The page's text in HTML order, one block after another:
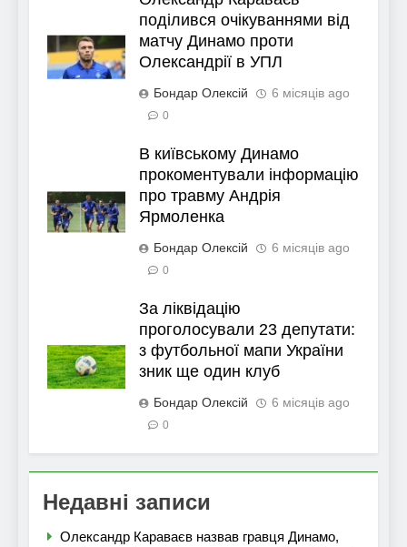
поділився очікуваннями від
матчу Динамо проти
Олександрії в УПЛ
Бондар Олексій 6 місяців ago
0
В київському Динамо
прокоментували інформацію
про травму Андрія
Ярмоленка
Бондар Олексій 6 місяців ago
0
За ліквідацію
проголосували 23 депутати:
з футбольної мапи України
зник ще один клуб
Бондар Олексій 6 місяців ago
0
Недавні записи
Олександр Караваєв назвав гравця Динамо,